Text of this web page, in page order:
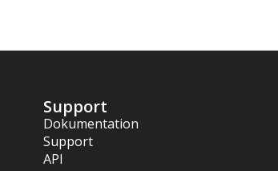
Support
Dokumentation
Support
API